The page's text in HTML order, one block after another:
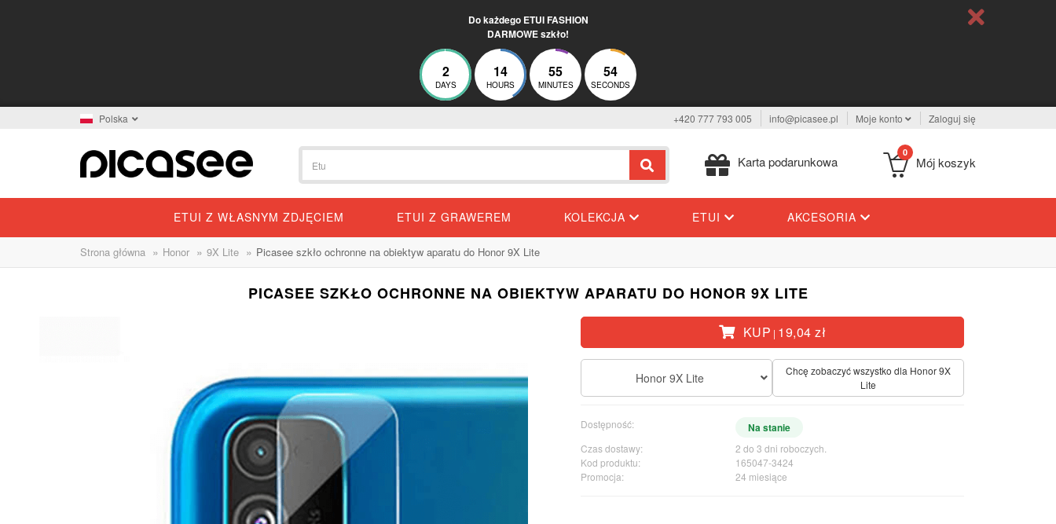
Do każdego ETUI FASHION
DARMOWE szkło!
2
DAYS
14
HOURS
55
MINUTES
53
SECONDS
Polska +420 777 793 005 info@picasee.pl Moje konto Zaloguj się
Karta podarunkowa
0
Mój koszyk
ETUI Z WŁASNYM ZDJĘCIEM ETUI Z GRAWEREM KOLEKCJA ETUI AKCESORIA
Strona główna » Honor » 9X Lite » Picasee szkło ochronne na obiektyw aparatu do Honor 9X Lite
PICASEE SZKŁO OCHRONNE NA OBIEKTYW APARATU DO HONOR 9X LITE
KUP | 19,04 zł
Honor 9X Lite
Chcę zobaczyć wszystko dla Honor 9X
Lite
Dostępność: Na stanie
Czas dostawy:
2 do 3 dni roboczych.
Kod produktu:
165047-3424
Promocja:
24 miesiące